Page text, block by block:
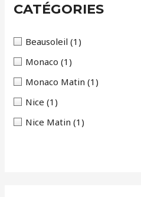
e
s
CATÉGORIES
Beausoleil(1)
Monaco(1)
Monaco Matin(1)
Nice(1)
Nice Matin(1)